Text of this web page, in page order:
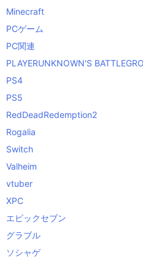
Minecraft
PCゲーム
PC関連
PLAYERUNKNOWN'S
PS4
PS5
RedDeadRedemption2
Rogalia
Switch
Valheim
vtuber
XPC
エピックセブン
グラブル
ソシャゲ